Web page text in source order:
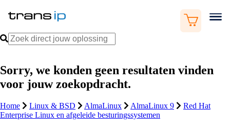
Sorry, we konden geen resultaten vinden
voor jouw zoekopdracht.
Home Linux & BSD AlmaLinux AlmaLinux 9
Red Hat
Enterprise Linux en afgeleide besturingssystemen